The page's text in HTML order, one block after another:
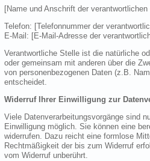
[Name und Anschrift der verantwortlichen
Telefon: [Telefonnummer der
E-Mail: [E-Mail-Adresse der
Verantwortliche Stelle ist die natürliche
oder gemeinsam mit anderen über die
von personenbezogenen Daten (z.B.
entscheidet.
Widerruf Ihrer Einwilligung zur
Viele Datenverarbeitungsvorgänge sind
Einwilligung möglich. Sie können eine
widerrufen. Dazu reicht eine formlose
Rechtmäßigkeit der bis zum Widerruf
vom Widerruf unberührt.